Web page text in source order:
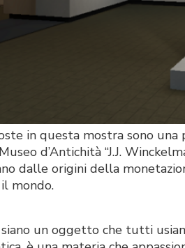
in questa mostra sono una
d’Antichità “J.J.
dalle origini della
mondo.
un oggetto che tutti